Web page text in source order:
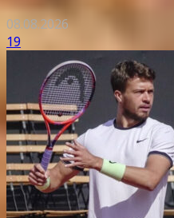
08.08.2026
19